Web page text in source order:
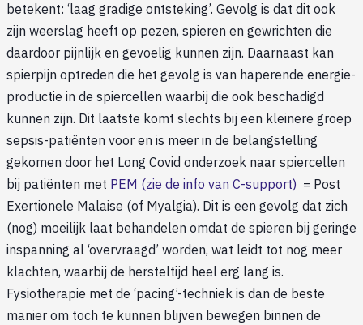
betekent: ‘laag gradige ontsteking’. Gevolg is dat dit ook
zijn weerslag heeft op pezen, spieren en gewrichten die
daardoor pijnlijk en gevoelig kunnen zijn. Daarnaast kan
spierpijn optreden die het gevolg is van haperende energie-
productie in de spiercellen waarbij die ook beschadigd
kunnen zijn. Dit laatste komt slechts bij een kleinere groep
sepsis-patiënten voor en is meer in de belangstelling
gekomen door het Long Covid onderzoek naar spiercellen
bij patiënten met PEM (zie de info van C-support) = Post
Exertionele Malaise (of Myalgia). Dit is een gevolg dat zich
(nog) moeilijk laat behandelen omdat de spieren bij geringe
inspanning al ‘overvraagd’ worden, wat leidt tot nog meer
klachten, waarbij de hersteltijd heel erg lang is.
Fysiotherapie met de ‘pacing’-techniek is dan de beste
manier om toch te kunnen blijven bewegen binnen de